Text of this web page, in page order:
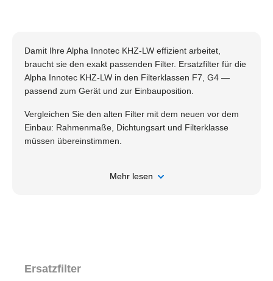
Damit Ihre Alpha Innotec KHZ-LW effizient arbeitet,
braucht sie den exakt passenden Filter. Ersatzfilter für die
Alpha Innotec KHZ-LW in den Filterklassen F7, G4 —
passend zum Gerät und zur Einbauposition.
Vergleichen Sie den alten Filter mit dem neuen vor dem
Einbau: Rahmenmaße, Dichtungsart und Filterklasse
müssen übereinstimmen.
Mehr lesen
Ersatzfilter